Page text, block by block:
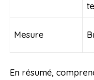
Mesure
En résumé,